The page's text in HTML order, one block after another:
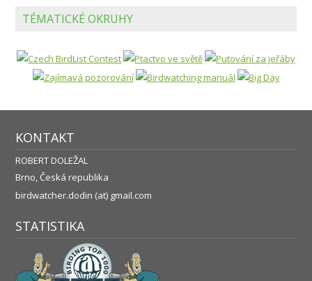
TÉMATICKÉ OKRUHY
KONTAKT
ROBERT DOLEŽAL
Brno, Česká republika
birdwatcher.dodin (at) gmail.com
STATISTIKA